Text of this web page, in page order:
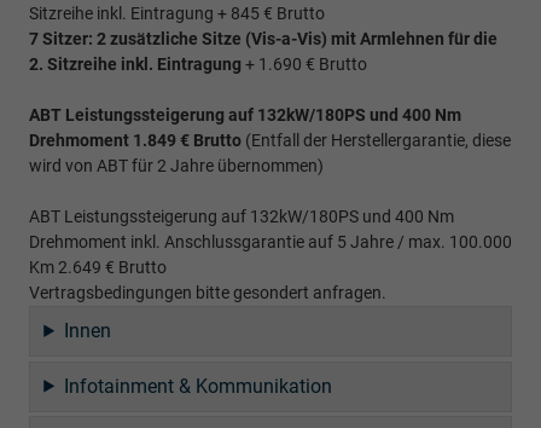
Sitzreihe inkl. Eintragung + 845 € Brutto
7 Sitzer: 2 zusätzliche Sitze (Vis-a-Vis) mit Armlehnen für die
2. Sitzreihe inkl. Eintragung + 1.690 € Brutto
ABT Leistungssteigerung auf 132kW/180PS und 400 Nm
Drehmoment 1.849 € Brutto (Entfall der Herstellergarantie, diese
wird von ABT für 2 Jahre übernommen)
ABT Leistungssteigerung auf 132kW/180PS und 400 Nm
Drehmoment inkl. Anschlussgarantie auf 5 Jahre / max. 100.000
Km 2.649 € Brutto
Vertragsbedingungen bitte gesondert anfragen.
Innen
Infotainment & Kommunikation